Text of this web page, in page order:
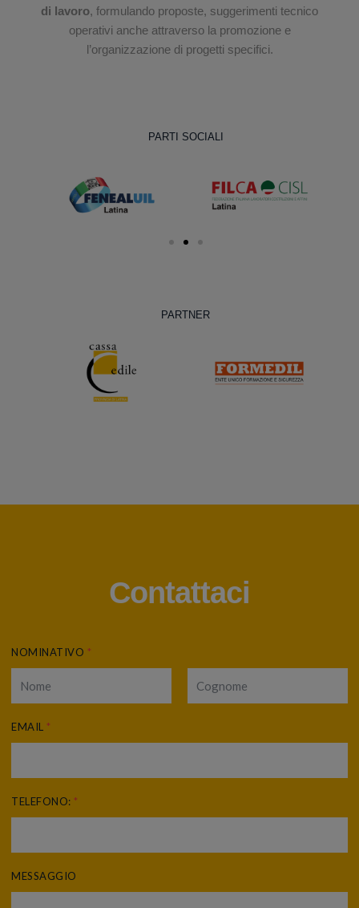
di lavoro, formulando proposte, suggerimenti tecnico
operativi anche attraverso la promozione e
l’organizzazione di progetti specifici.
PARTI SOCIALI
PARTNER
Contattaci
NOMINATIVO *
EMAIL *
TELEFONO: *
MESSAGGIO